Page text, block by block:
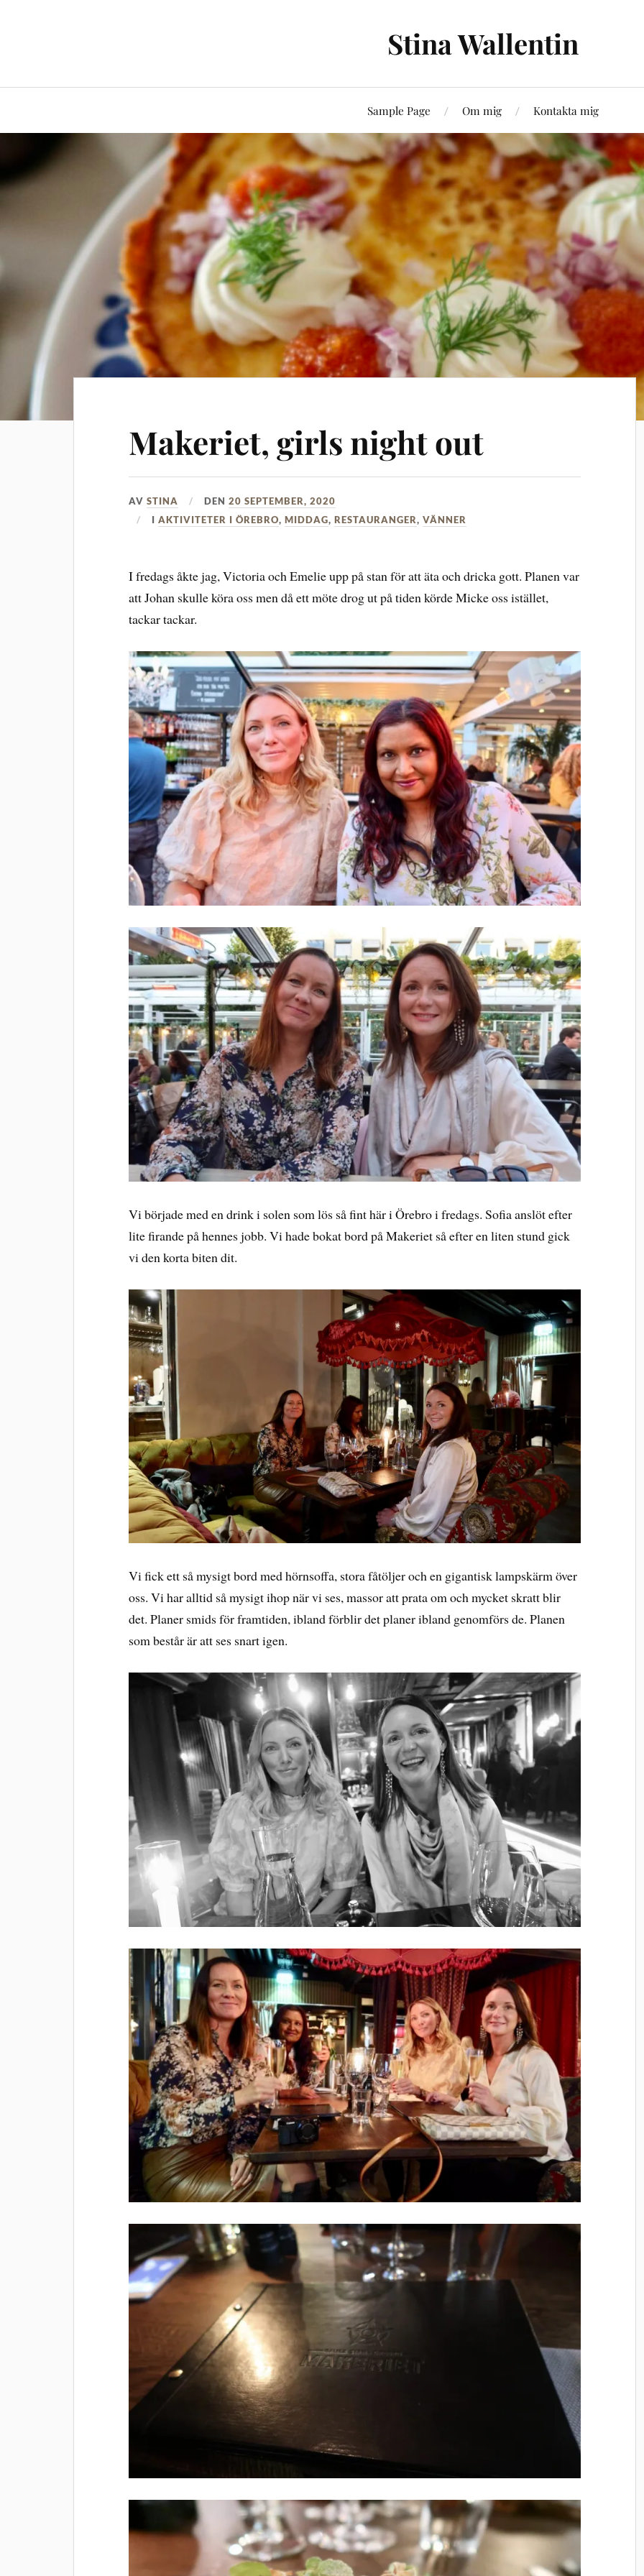
Stina Wallentin
Sample Page Om mig Kontakta mig
Makeriet, girls night out
AVSTINA DEN20 SEPTEMBER, 2020
IAKTIVITETER I ÖREBRO,MIDDAG,RESTAURANGER,VÄNNER
I fredags åkte jag, Victoria och Emelie upp på stan för att äta och dricka gott. Planen var
att Johan skulle köra oss men då ett möte drog ut på tiden körde Micke oss istället,
tackar tackar.
Vi började med en drink i solen som lös så fint här i Örebro i fredags. Sofia anslöt efter
lite firande på hennes jobb. Vi hade bokat bord på Makeriet så efter en liten stund gick
vi den korta biten dit.
Vi fick ett så mysigt bord med hörnsoffa, stora fåtöljer och en gigantisk lampskärm över
oss. Vi har alltid så mysigt ihop när vi ses, massor att prata om och mycket skratt blir
det. Planer smids för framtiden, ibland förblir det planer ibland genomförs de. Planen
som består är att ses snart igen.